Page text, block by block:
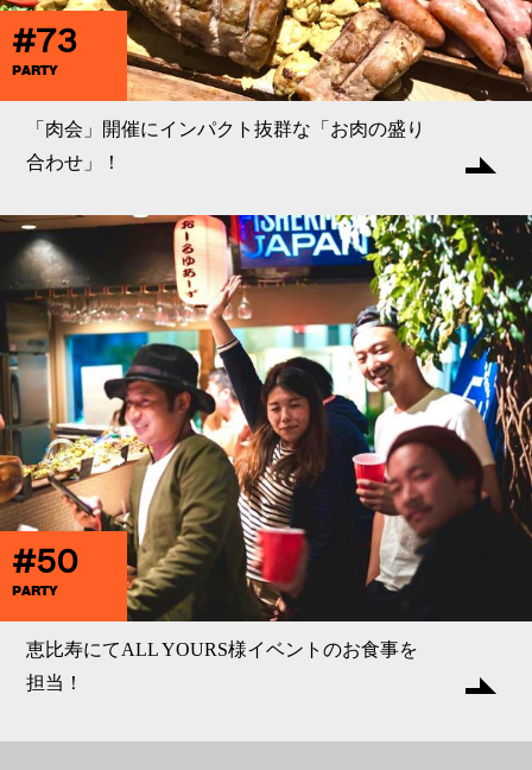
#73
PARTY
「肉会」開催にインパクト抜群な「お肉の盛り
合わせ」！
#50
PARTY
恵比寿にてALL YOURS様イベントのお食事を
担当！